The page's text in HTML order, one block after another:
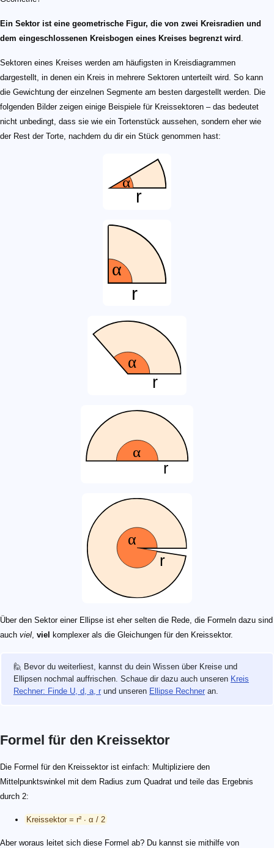
Ein Sektor ist eine geometrische Figur, die von zwei Kreisradien und
dem eingeschlossenen Kreisbogen eines Kreises begrenzt wird
Sektoren eines Kreises werden am häufigsten in Kreisdiagrammen
dargestellt, in denen ein Kreis in mehrere Sektoren unterteilt wird. So kann
die Gewichtung der einzelnen Segmente am besten dargestellt werden. Die
folgenden Bilder zeigen einige Beispiele für Kreissektoren – das bedeutet
nicht unbedingt, dass sie wie ein Tortenstück aussehen, sondern eher wie
der Rest der Torte, nachdem du dir ein Stück genommen hast:
Über den Sektor einer Ellipse ist eher selten die Rede, die Formeln dazu sind
auch viel viel komplexer als die Gleichungen für den Kreissektor.
🙋 Bevor du weiterliest, kannst du dein Wissen über Kreise und
Ellipsen nochmal auffrischen. Schaue dir dazu auch unseren Kreis
Rechner: Finde U, d, a, r und unseren Ellipse Rechner an.
Formel für den Kreissektor
Die Formel für den Kreissektor ist einfach: Multipliziere den
Mittelpunktswinkel mit dem Radius zum Quadrat und teile das Ergebnis
durch 2:
Kreissektor = r² ∙ α / 2
Aber woraus leitet sich diese Formel ab? Du kannst sie mithilfe von